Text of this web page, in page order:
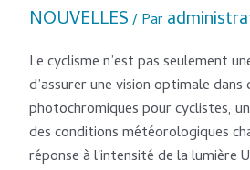
NOUVELLES/ Par
Le cyclisme n’est pas seulement
d’assurer une vision optimale
photochromiques pour cyclistes,
des conditions météorologiques
réponse à l'intensité de la